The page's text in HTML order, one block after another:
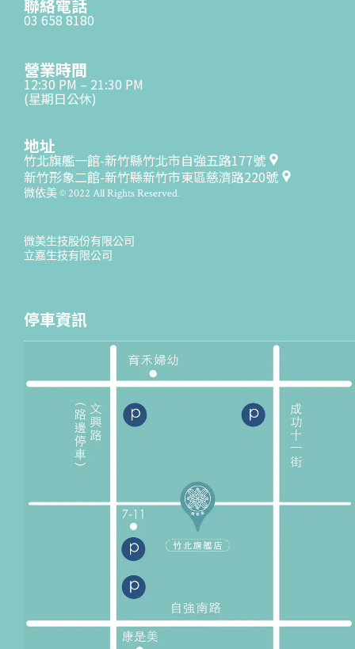
聯絡電話
03 658 8180
營業時間
12:30 PM – 21:30 PM
(星期日公休)
地址
竹北旗艦一館-新竹縣竹北市自強五路177號
新竹形象二館-新竹縣新竹市東區慈濟路220號
微依美 © 2022 All Rights Reserved.
微美生技股份有限公司
立嘉生技有限公司
停車資訊